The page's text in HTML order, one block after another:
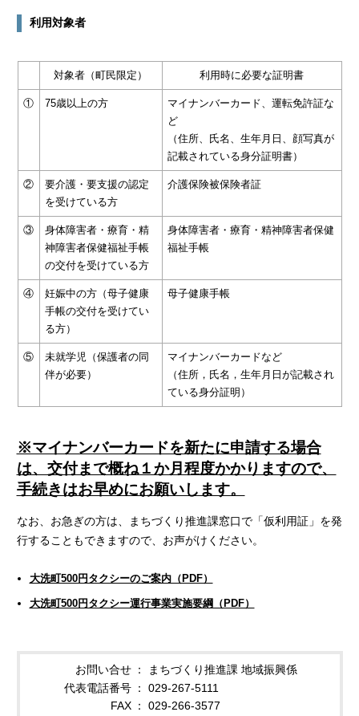
利用対象者
対象者（町民限定） 利用時に必要な証明書
① 75歳以上の方
マイナンバーカード、運転免許証な
ど
（住所、氏名、生年月日、顔写真が
記載されている身分証明書）
②
要介護・要支援の認定
を受けている方
介護保険被保険者証
③
身体障害者・療育・精
神障害者保健福祉手帳
の交付を受けている方
身体障害者・療育・精神障害者保健
福祉手帳
④
妊娠中の方（母子健康
手帳の交付を受けてい
る方）
母子健康手帳
⑤
未就学児（保護者の同
伴が必要）
マイナンバーカードなど
（住所，氏名，生年月日が記載され
ている身分証明）
※マイナンバーカードを新たに申請する場合
は、交付まで概ね１か月程度かかりますので、
手続きはお早めにお願いします。
なお、お急ぎの方は、まちづくり推進課窓口で「仮利用証」を発
行することもできますので、お声がけください。
大洗町500円タクシーのご案内（PDF）
大洗町500円タクシー運行事業実施要綱（PDF）
お問い合せ
まちづくり推進課 地域振興係
代表電話番号
029-267-5111
FAX
029-266-3577